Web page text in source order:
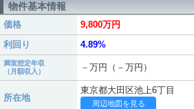
物件基本情報
価格
9,800万円
利回り
4.89%
満室想定年収
（月額収入）
－万円（－万円）
所在地
東京都大田区池上6丁目
周辺地図を見る